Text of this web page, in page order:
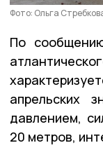
Фото: Ольга
По
апрельских
давлением,
20 метров,